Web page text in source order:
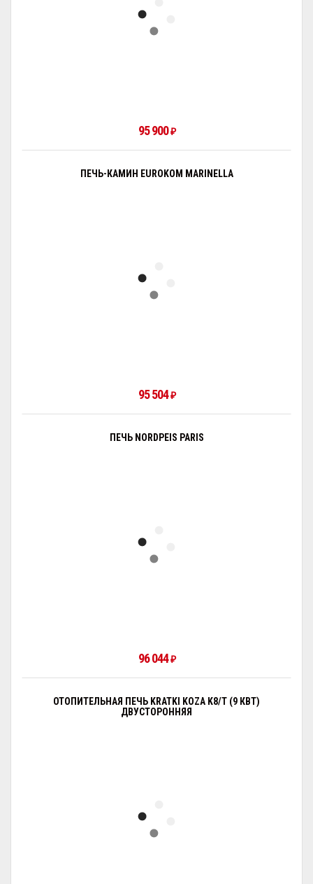
95 900₽
ПЕЧЬ-КАМИН EUROKOM MARINELLA
95 504₽
ПЕЧЬ NORDPEIS PARIS
96 044₽
ОТОПИТЕЛЬНАЯ ПЕЧЬ KRATKI KOZA K8/Т (9 КВТ)
ДВУСТОРОННЯЯ